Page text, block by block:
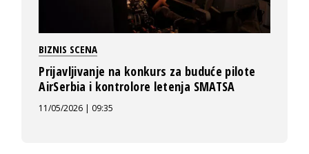
BIZNIS SCENA
Prijavljivanje na konkurs za buduće pilote
AirSerbia i kontrolore letenja SMATSA
11/05/2026 | 09:35